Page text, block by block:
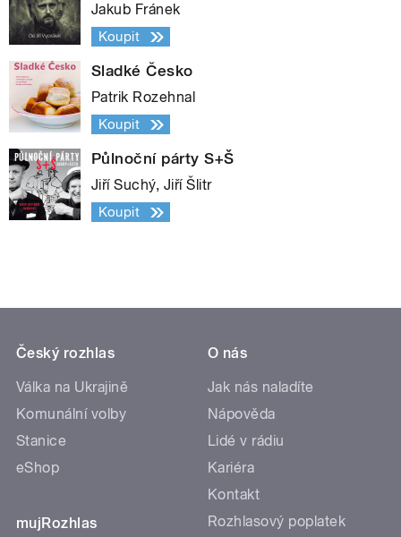
Jakub Fránek
Koupit
Sladké Česko
Patrik Rozehnal
Koupit
Půlnoční párty S+Š
Jiří Suchý, Jiří Šlitr
Koupit
Český rozhlas
Válka na Ukrajině
Komunální volby
Stanice
eShop
mujRozhlas
O nás
Jak nás naladíte
Nápověda
Lidé v rádiu
Kariéra
Kontakt
Rozhlasový poplatek